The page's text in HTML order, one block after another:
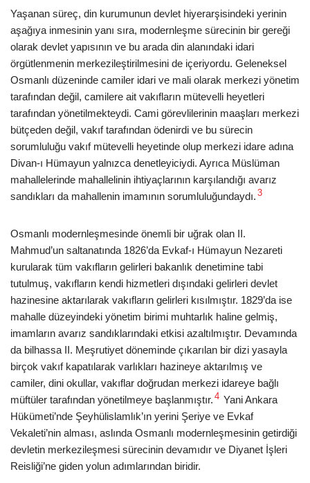
Yaşanan süreç, din kurumunun devlet hiyerarşisindeki yerinin
aşağıya inmesinin yanı sıra, modernleşme sürecinin bir gereği
olarak devlet yapısının ve bu arada din alanındaki idari
örgütlenmenin merkezileştirilmesini de içeriyordu. Geleneksel
Osmanlı düzeninde camiler idari ve mali olarak merkezi yönetim
tarafından değil, camilere ait vakıfların mütevelli heyetleri
tarafından yönetilmekteydi. Cami görevlilerinin maaşları merkezi
bütçeden değil, vakıf tarafından ödenirdi ve bu sürecin
sorumluluğu vakıf mütevelli heyetinde olup merkezi idare adına
Divan-ı Hümayun yalnızca denetleyiciydi. Ayrıca Müslüman
mahallelerinde mahallelinin ihtiyaçlarının karşılandığı avarız
sandıkları da mahallenin imamının sorumluluğundaydı. 3
Osmanlı modernleşmesinde önemli bir uğrak olan II.
Mahmud’un saltanatında 1826’da Evkaf-ı Hümayun Nezareti
kurularak tüm vakıfların gelirleri bakanlık denetimine tabi
tutulmuş, vakıfların kendi hizmetleri dışındaki gelirleri devlet
hazinesine aktarılarak vakıfların gelirleri kısılmıştır. 1829’da ise
mahalle düzeyindeki yönetim birimi muhtarlık haline gelmiş,
imamların avarız sandıklarındaki etkisi azaltılmıştır. Devamında
da bilhassa II. Meşrutiyet döneminde çıkarılan bir dizi yasayla
birçok vakıf kapatılarak varlıkları hazineye aktarılmış ve
camiler, dini okullar, vakıflar doğrudan merkezi idareye bağlı
müftüler tarafından yönetilmeye başlanmıştır. 4 Yani Ankara
Hükümeti’nde Şeyhülislamlık’ın yerini Şeriye ve Evkaf
Vekaleti’nin alması, aslında Osmanlı modernleşmesinin getirdiği
devletin merkezileşmesi sürecinin devamıdır ve Diyanet İşleri
Reisliği’ne giden yolun adımlarından biridir.